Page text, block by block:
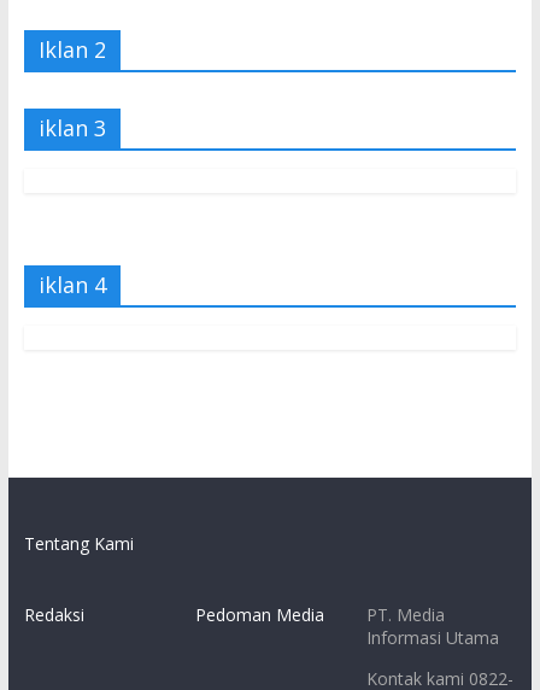
Iklan 2
iklan 3
iklan 4
Tentang Kami
Redaksi Pedoman Media
PT. Media
Informasi Utama
Kontak kami 0822-